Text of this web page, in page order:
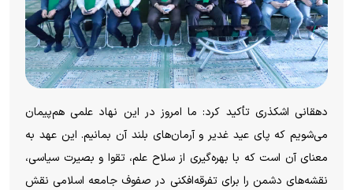
دهقانی اشکذری تأکید کرد: ما امروز در این نهاد علمی هم‌پیمان
می‌شویم که پای عید غدیر و آرمان‌های بلند آن بمانیم. این عهد به
معنای آن است که با بهره‌گیری از سلاح علم، تقوا و بصیرت سیاسی،
نقشه‌های دشمن را برای تفرقه‌افکنی در صفوف جامعه اسلامی نقش